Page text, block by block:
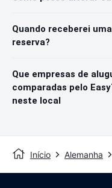
Quando receberei
reserva?
Que empresas de
comparadas pelo
neste local
Início Alemanha